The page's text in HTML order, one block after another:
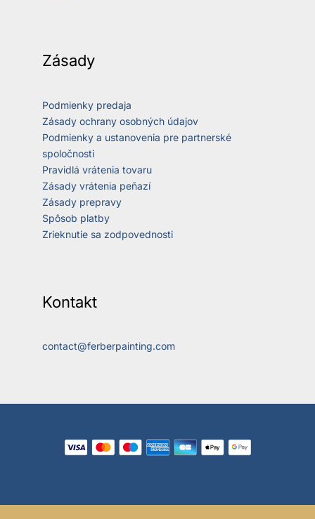
Zásady
Podmienky predaja
Zásady ochrany osobných údajov
Podmienky a ustanovenia pre partnerské
spoločnosti
Pravidlá vrátenia tovaru
Zásady vrátenia peňazí
Zásady prepravy
Spôsob platby
Zrieknutie sa zodpovednosti
Kontakt
contact@ferberpainting.com